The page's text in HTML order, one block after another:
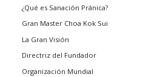
¿Qué es Sanación Pránica?
Gran Master Choa Kok Sui
La Gran Visión
Directriz del Fundador
Organización Mundial